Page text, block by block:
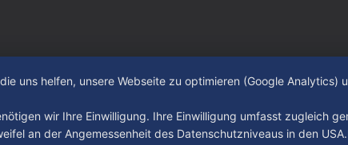
uns helfen, unsere Webseite zu optimieren (Google
wir Ihre Einwilligung. Ihre Einwilligung umfasst zugleich
an der Angemessenheit des Datenschutzniveaus in den